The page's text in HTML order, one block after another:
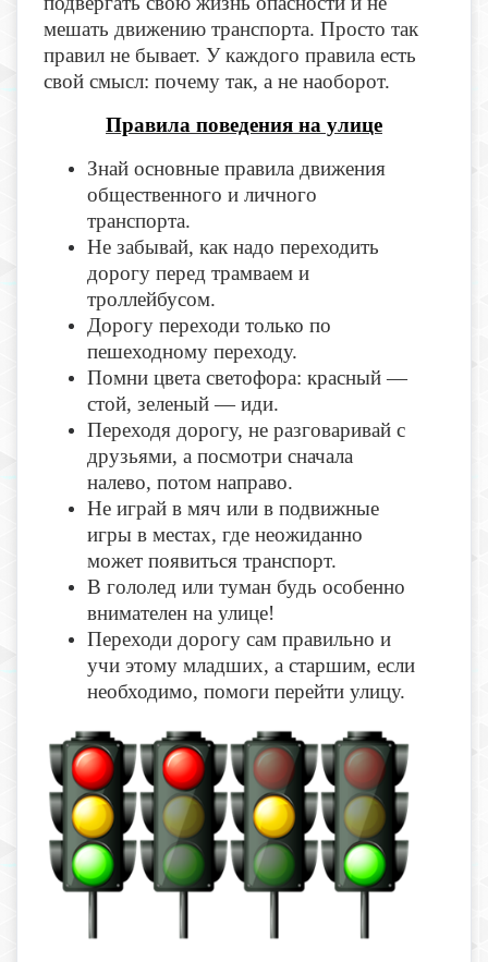
мешать движению транспорта. Просто так
правил не бывает. У каждого правила есть
свой смысл: почему так, а не наоборот.
Правила поведения на улице
Знай основные правила движения
общественного и личного
транспорта.
Не забывай, как надо переходить
дорогу перед трамваем и
троллейбусом.
Дорогу переходи только по
пешеходному переходу.
Помни цвета светофора: красный —
стой, зеленый — иди.
Переходя дорогу, не разговаривай с
друзьями, а посмотри сначала
налево, потом направо.
Не играй в мяч или в подвижные
игры в местах, где неожиданно
может появиться транспорт.
В гололед или туман будь особенно
внимателен на улице!
Переходи дорогу сам правильно и
учи этому младших, а старшим, если
необходимо, помоги перейти улицу.